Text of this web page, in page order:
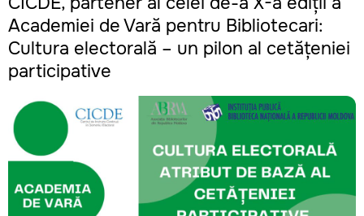
Academiei de Vară pentru Bibliotecari:
Cultura electorală – un pilon al cetățeniei
participative